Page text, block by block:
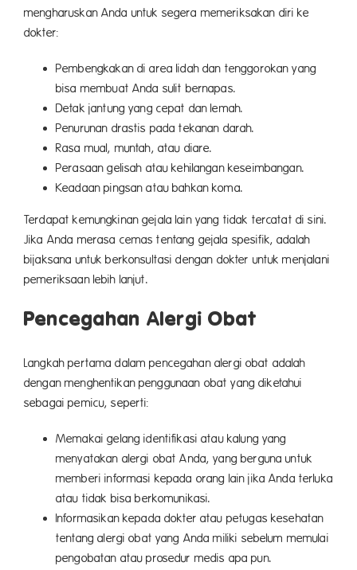
mengharuskan Anda untuk segera memeriksakan diri ke
dokter:
Pembengkakan di area lidah dan tenggorokan yang
bisa membuat Anda sulit bernapas.
Detak jantung yang cepat dan lemah.
Penurunan drastis pada tekanan darah.
Rasa mual, muntah, atau diare.
Perasaan gelisah atau kehilangan keseimbangan.
Keadaan pingsan atau bahkan koma.
Terdapat kemungkinan gejala lain yang tidak tercatat di sini.
Jika Anda merasa cemas tentang gejala spesifik, adalah
bijaksana untuk berkonsultasi dengan dokter untuk menjalani
pemeriksaan lebih lanjut.
Pencegahan Alergi Obat
Langkah pertama dalam pencegahan alergi obat adalah
dengan menghentikan penggunaan obat yang diketahui
sebagai pemicu, seperti:
Memakai gelang identifikasi atau kalung yang
menyatakan alergi obat Anda, yang berguna untuk
memberi informasi kepada orang lain jika Anda terluka
atau tidak bisa berkomunikasi.
Informasikan kepada dokter atau petugas kesehatan
tentang alergi obat yang Anda miliki sebelum memulai
pengobatan atau prosedur medis apa pun.